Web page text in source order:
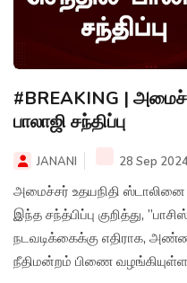
#BREAKING |
பாலாஜி சந்திப்பு
JANANI 28 Sep
அமைச்சர் உதயநிதி ஸ்டாலினை
இந்த சந்த்பிப்பு குறித்து,
நடவடிக்கைக்கு எதிராக,
நீதிமன்றம் பிணை